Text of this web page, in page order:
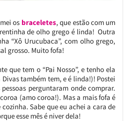
os braceletes, que estão com um
de olho grego é linda! Outra
“Xô Urucubaca”, com olho grego,
grosso. Muito fofa!
que tem o “Pai Nosso”, e tenho ela
também tem, e é linda!)! Postei
perguntaram onde comprar.
(amo coroa!). Mas a mais fofa é
Sabe que eu achei a cara de
esse mês é niver dela!